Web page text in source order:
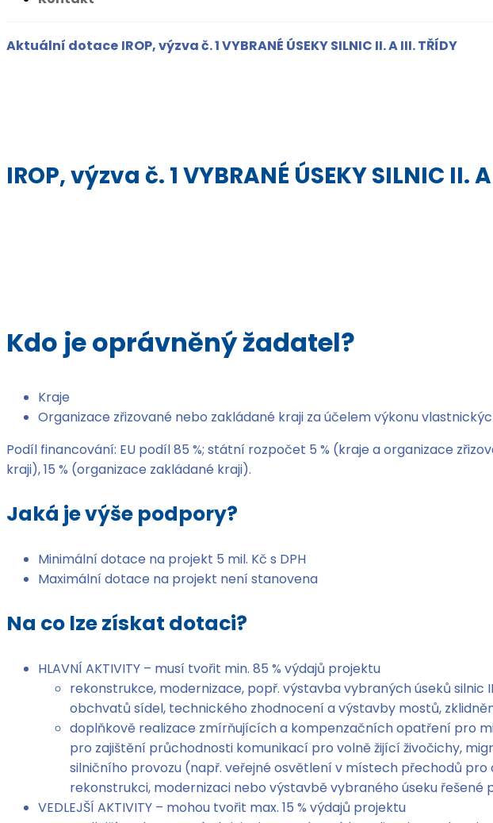
Aktuální dotace IROP, výzva č. 1 VYBRANÉ ÚSEKY SILNIC II. A III. TŘÍDY
IROP, výzva č. 1 VYBRANÉ ÚSEKY SILNIC II.
Kdo je oprávněný žadatel?
Kraje
Organizace zřizované nebo zakládané kraji za účelem výkonu
Podíl financování: EU podíl 85 %; státní rozpočet 5 % (kraje a organizace
kraji), 15 % (organizace zakládané kraji).
Jaká je výše podpory?
Minimální dotace na projekt 5 mil. Kč s DPH
Maximální dotace na projekt není stanovena
Na co lze získat dotaci?
HLAVNÍ AKTIVITY – musí tvořit min. 85 % výdajů projektu
rekonstrukce, modernizace, popř. výstavba vybraných úseků
obchvatů sídel, technického zhodnocení a výstavby mostů,
doplňkově realizace zmírňujících a kompenzačních opatření pro
pro zajištění průchodnosti komunikací pro volně žijící živočichy,
silničního provozu (např. veřejné osvětlení v místech přechodů
rekonstrukci, modernizaci nebo výstavbě vybraného úseku řešené
VEDLEJŠÍ AKTIVITY – mohou tvořit max. 15 % výdajů projektu